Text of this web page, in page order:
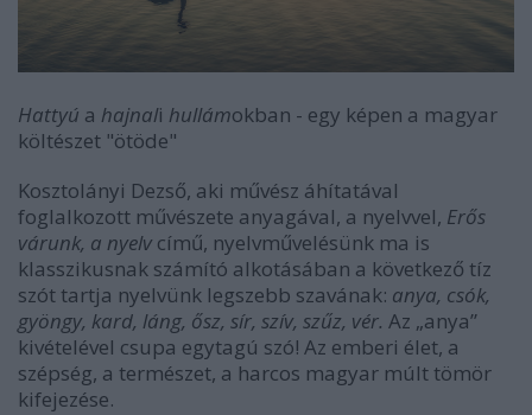
Hattyú a hajnali hullámokban - egy képen a magyar
költészet "ötöde"
Kosztolányi Dezső, aki művész áhítatával
foglalkozott művészete anyagával, a nyelvvel, Erős
várunk, a nyelv című, nyelvművelésünk ma is
klasszikusnak számító alkotásában a következő tíz
szót tartja nyelvünk legszebb szavának: anya, csók,
gyöngy, kard, láng, ősz, sír, szív, szűz, vér. Az „anya”
kivételével csupa egytagú szó! Az emberi élet, a
szépség, a természet, a harcos magyar múlt tömör
kifejezése.